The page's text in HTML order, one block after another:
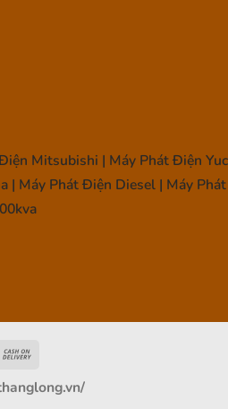
Mitsubishi | Máy Phát Điện
| Máy Phát Điện Diesel | Máy
Delivery